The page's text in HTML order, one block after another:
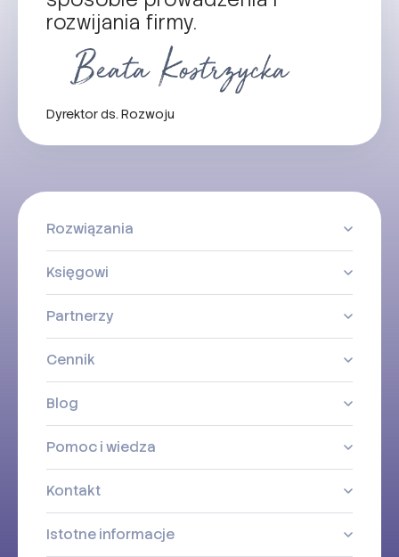
rozwijania firmy.
Dyrektor ds. Rozwoju
Rozwiązania
Księgowi
Partnerzy
Cennik
Blog
Pomoc i wiedza
Kontakt
Istotne informacje